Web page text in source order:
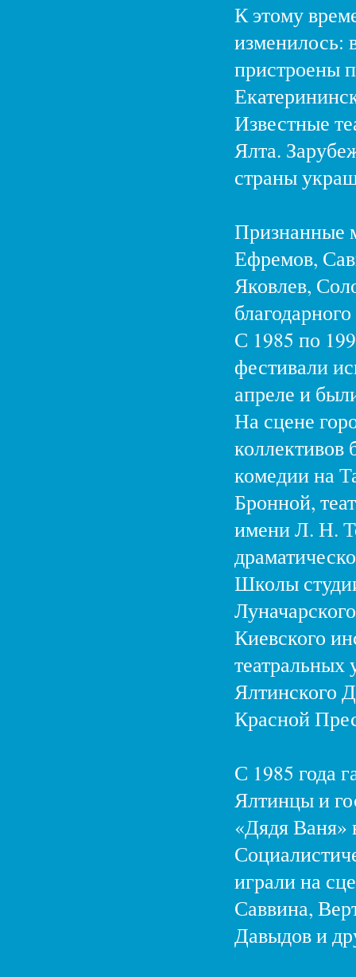
К этому
изменилось:
пристроены
Известные
Ялта.
страны
Признанные
Ефремов,
Яковлев,
С 1985 по
фестивали
апреле и
На сцене
комедии на
Бронной,
имени Л. Н.
Школы
Киевского
театральных
Ялтинского
Красной
С 1985 года
Ялтинцы и
«Дядя Ваня»
играли на
Саввина,
Давыдов и